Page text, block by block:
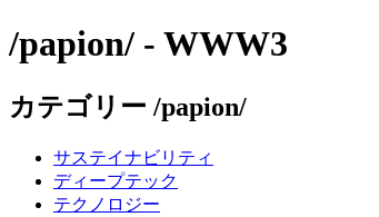
/papion/ - WWW3
カテゴリー /papion/
サステイナビリティ
ディープテック
テクノロジー